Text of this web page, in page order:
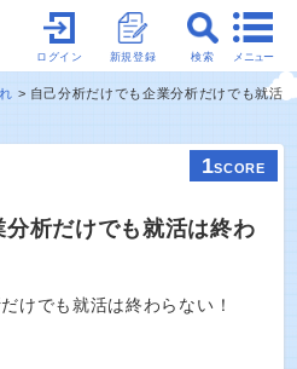
メニュー
検索
新規登録
ログイン
自己分析だけでも企業分析だけでも就活
1SCORE
析だけでも就活は終わ